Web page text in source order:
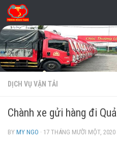
Skip to content
DỊCH VỤ VẬN TẢI
Chành xe gửi hàng đi
BY MY NGO · 17 THÁNG MƯỜI MỘT, 2020